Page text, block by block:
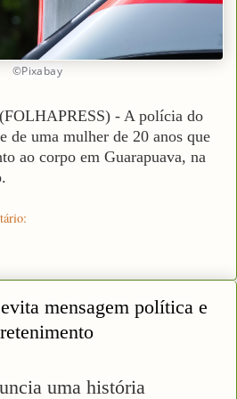
©Pixabay
- A polícia do
de uma mulher de 20 anos que
ao corpo em Guarapuava, na
mensagem política e
uma história